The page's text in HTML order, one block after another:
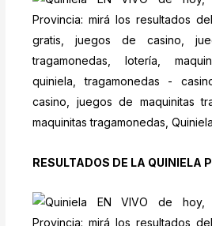
RESULTADOS DE LA QUINIELA